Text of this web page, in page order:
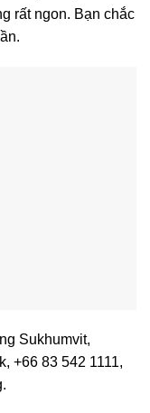
rất ngon. Bạn chắc
Sukhumvit,
+66 83 542 1111,